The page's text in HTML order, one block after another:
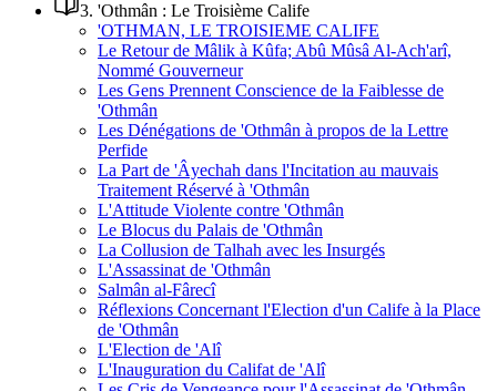
3. 'Othmân : Le Troisième Calife
'OTHMAN, LE TROISIEME CALIFE
Le Retour de Mâlik à Kûfa; Abû Mûsâ Al-Ach'arî,
Nommé Gouverneur
Les Gens Prennent Conscience de la Faiblesse de
'Othmân
Les Dénégations de 'Othmân à propos de la Lettre
Perfide
La Part de 'Âyechah dans l'Incitation au mauvais
Traitement Réservé à 'Othmân
L'Attitude Violente contre 'Othmân
Le Blocus du Palais de 'Othmân
La Collusion de Talhah avec les Insurgés
L'Assassinat de 'Othmân
Salmân al-Fârecî
Réflexions Concernant l'Election d'un Calife à la Place
de 'Othmân
L'Election de 'Alî
L'Inauguration du Califat de 'Alî